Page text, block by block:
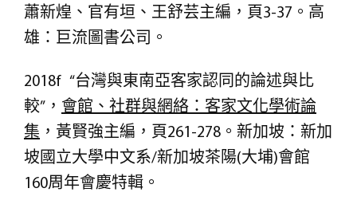
蕭新煌、官有垣、王舒芸主編，頁3-37。高
雄：巨流圖書公司。
2018f “台灣與東南亞客家認同的論述與比
較”， 會館、社群與網絡 ：客家文化學術論
集 ，黃賢強主編，頁261-278。新加坡：新加
坡國立大學中文系/新加坡茶陽(大埔)會館
160周年會慶特輯。